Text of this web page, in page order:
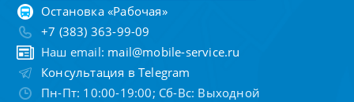
Остановка «Рабочая»
+7 (383) 363-99-09
Наш email: mail@mobile-service.ru
Консультация в Telegram
Пн-Пт: 10:00-19:00; Сб-Вс: Выходной